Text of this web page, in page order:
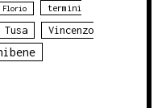
Florio termini
Tusa
Vincenzo